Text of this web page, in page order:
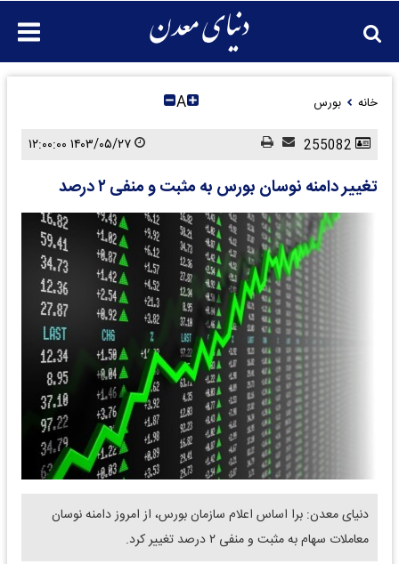
خانه بورس A
​تغییر دامنه نوسان بورس به مثبت و منفی ۲ درصد
دنیای معدن: برا اساس اعلام سازمان بورس، از امروز دامنه نوسان
معاملات سهام به مثبت و منفی ۲ درصد تغییر کرد.